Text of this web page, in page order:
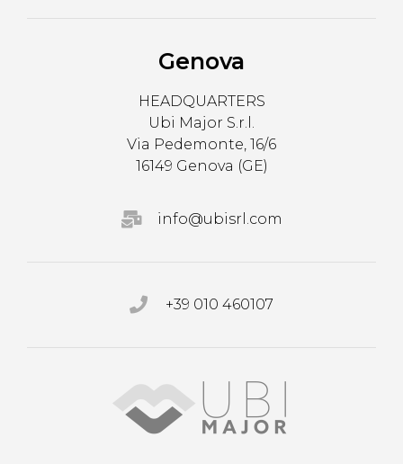
Genova
HEADQUARTERS
Ubi Major S.r.l.
Via Pedemonte, 16/6
16149 Genova (GE)
info@ubisrl.com
+39 010 460107